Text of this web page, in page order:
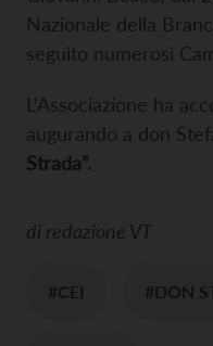
Nazionale della
seguito numerosi
L’Associazione ha
augurando a don
Strada”.
di redazione VT
#CEI #DON